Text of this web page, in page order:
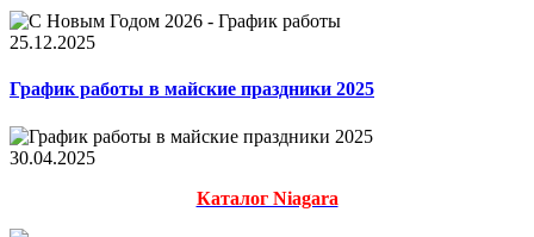
25.12.2025
График работы в майские праздники 2025
30.04.2025
Каталог Niagara